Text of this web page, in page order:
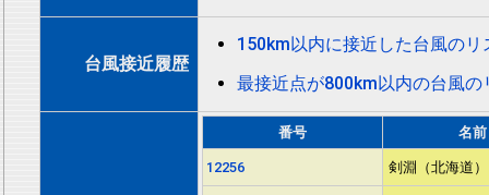
台風接近履歴
150km以内に接近した台風のリ
最接近点が800km以内の台風の
番号 名前
12256 剣淵（北海道）